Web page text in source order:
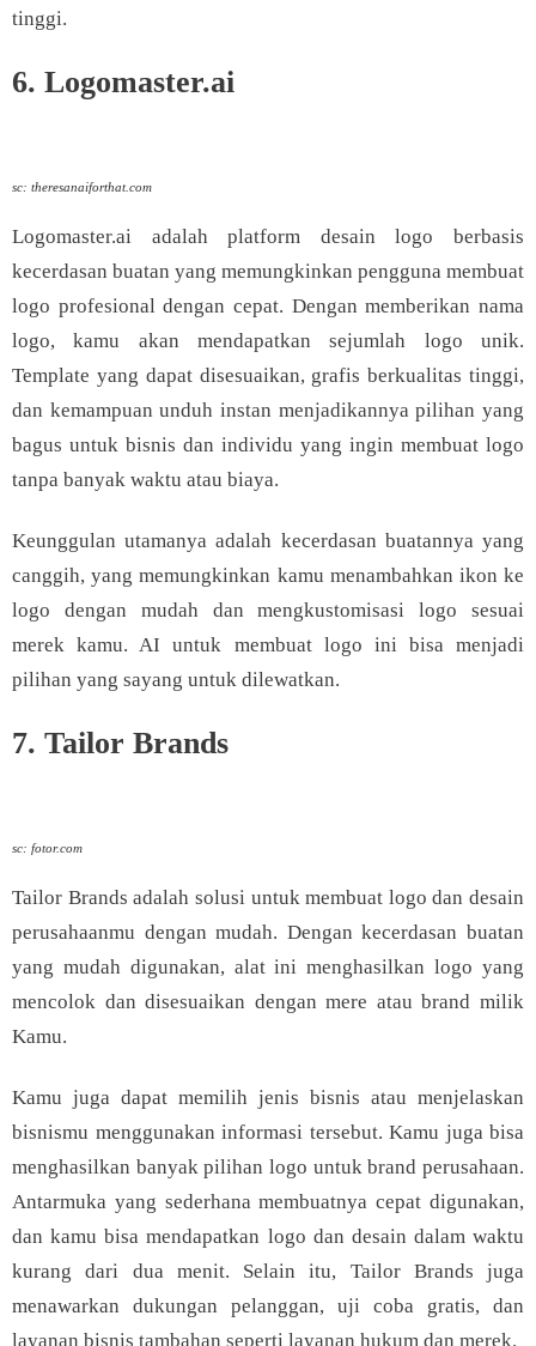
tinggi.
6. Logomaster.ai
sc: theresanaiforthat.com
Logomaster.ai adalah platform desain logo berbasis
kecerdasan buatan yang memungkinkan pengguna membuat
logo profesional dengan cepat. Dengan memberikan nama
logo, kamu akan mendapatkan sejumlah logo unik.
Template yang dapat disesuaikan, grafis berkualitas tinggi,
dan kemampuan unduh instan menjadikannya pilihan yang
bagus untuk bisnis dan individu yang ingin membuat logo
tanpa banyak waktu atau biaya.
Keunggulan utamanya adalah kecerdasan buatannya yang
canggih, yang memungkinkan kamu menambahkan ikon ke
logo dengan mudah dan mengkustomisasi logo sesuai
merek kamu. AI untuk membuat logo ini bisa menjadi
pilihan yang sayang untuk dilewatkan.
7. Tailor Brands
sc: fotor.com
Tailor Brands adalah solusi untuk membuat logo dan desain
perusahaanmu dengan mudah. Dengan kecerdasan buatan
yang mudah digunakan, alat ini menghasilkan logo yang
mencolok dan disesuaikan dengan mere atau brand milik
Kamu.
Kamu juga dapat memilih jenis bisnis atau menjelaskan
bisnismu menggunakan informasi tersebut. Kamu juga bisa
menghasilkan banyak pilihan logo untuk brand perusahaan.
Antarmuka yang sederhana membuatnya cepat digunakan,
dan kamu bisa mendapatkan logo dan desain dalam waktu
kurang dari dua menit. Selain itu, Tailor Brands juga
menawarkan dukungan pelanggan, uji coba gratis, dan
layanan bisnis tambahan seperti layanan hukum dan merek.